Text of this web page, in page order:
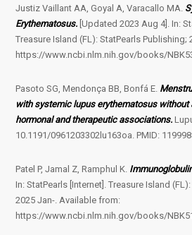
Justiz Vaillant AA, Goyal A, Varacallo MA.
Erythematosus. [Updated 2023 Aug 4]. In:
Treasure Island (FL): StatPearls Publishing;
https://www.ncbi.nlm.nih.gov/books/
Pasoto SG, Mendonça BB, Bonfá E.
with systemic lupus erythematosus without
hormonal and therapeutic associations.
10.1191/0961203302lu163oa. PMID:
Patel P, Jamal Z, Ramphul K.
In: StatPearls [Internet]. Treasure Island
2025 Jan-. Available from:
https://www.ncbi.nlm.nih.gov/books/